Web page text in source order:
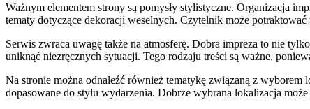
Ważnym elementem strony są pomysły stylistyczne. Organizacja
tematy dotyczące dekoracji weselnych. Czytelnik może
Serwis zwraca uwagę także na atmosferę. Dobra impreza to nie
uniknąć niezręcznych sytuacji. Tego rodzaju treści są ważne,
Na stronie można odnaleźć również tematykę związaną z
dopasowane do stylu wydarzenia. Dobrze wybrana lokalizacja